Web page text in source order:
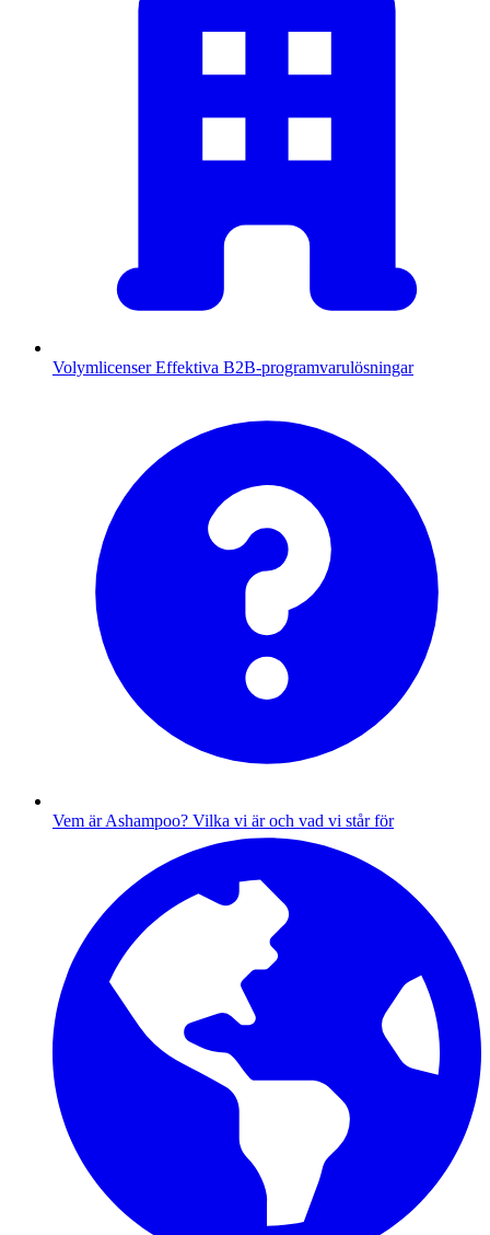
Volymlicenser Effektiva B2B-programvarulösningar
Vem är Ashampoo? Vilka vi är och vad vi står för